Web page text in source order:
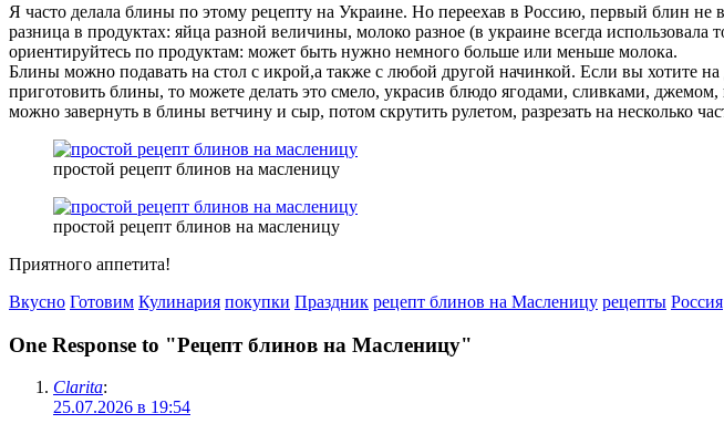
Я часто делала блины по этому рецепту на Украине. Но переехав в Россию, первый блин
разница в продуктах: яйца разной величины, молоко разное (в украине всегда
ориентируйтесь по продуктам: может быть нужно немного больше или меньше молока.
Блины можно подавать на стол с икрой,а также с любой другой начинкой. Если вы хотите
приготовить блины, то можете делать это смело, украсив блюдо ягодами, сливками,
можно завернуть в блины ветчину и сыр, потом скрутить рулетом, разрезать на несколько
простой рецепт блинов на масленицу
простой рецепт блинов на масленицу
Приятного аппетита!
Вкусно Готовим Кулинария покупки Праздник рецепт блинов на Масленицу рецепты Россия
One Response to "Рецепт блинов на Масленицу"
Clarita:
25.07.2026 в 19:54